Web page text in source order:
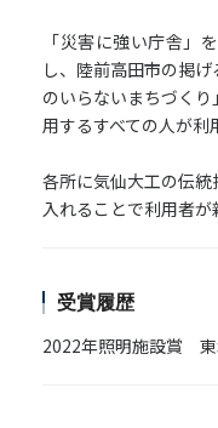
「災害に強い庁舎」
し、陸前高田市の掲
のいらないまちづく
用するすべての人が利
各所に気仙大工の伝
入れることで利用者が
受賞履歴
2022年照明施設賞